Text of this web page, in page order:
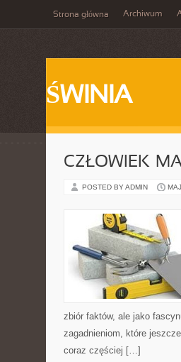
Strona główna Archiwum
ŚWINIA
POSTED BY ADMIN
zbiór faktów, ale jako
zagadnieniom, które
coraz częściej […]